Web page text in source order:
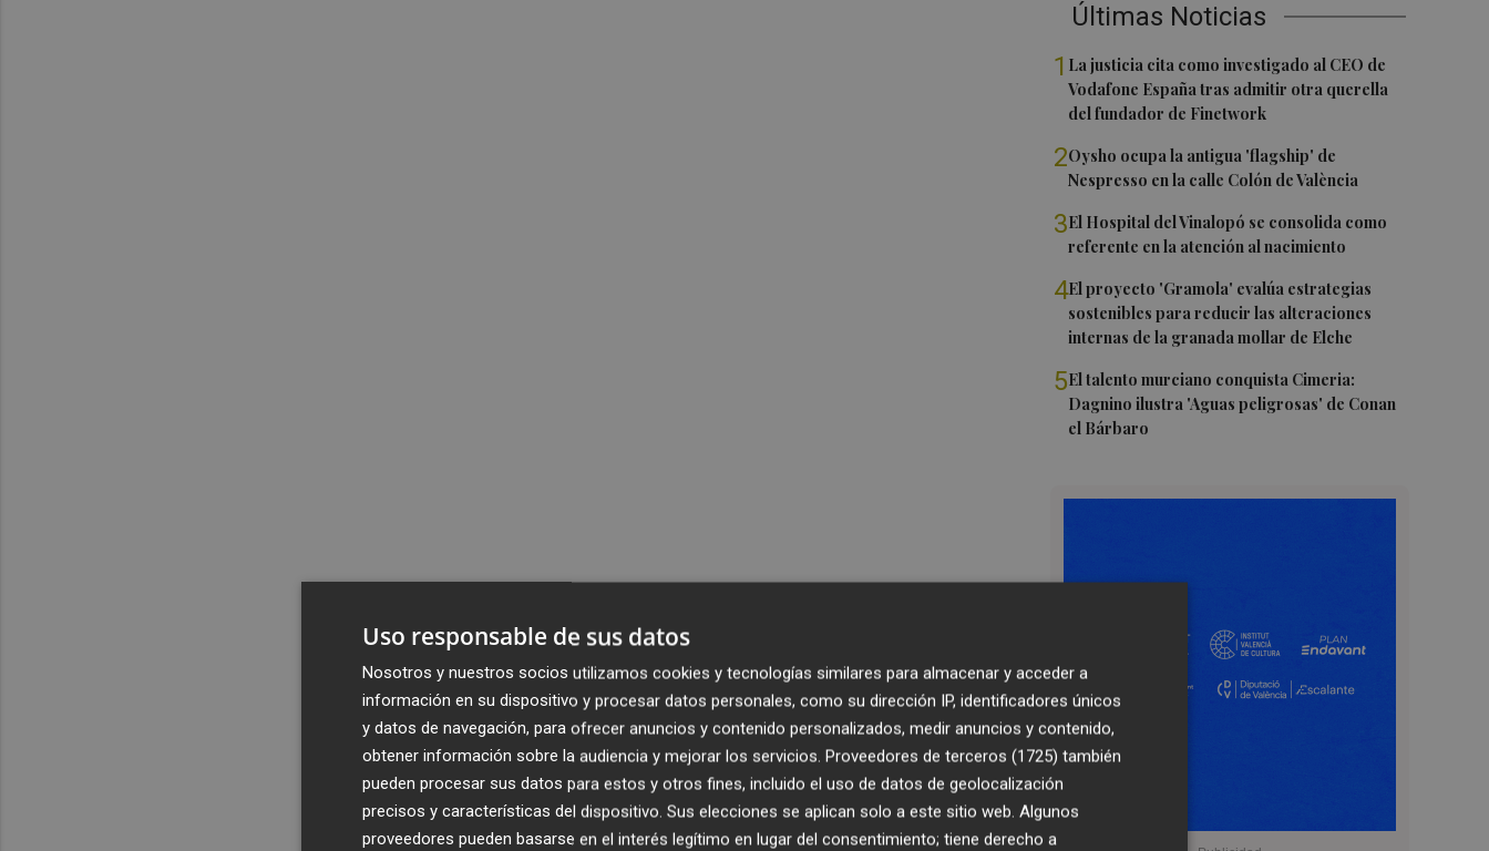
Últimas Noticias
1 La justicia cita como investigado al CEO de
Vodafone España tras admitir otra querella
del fundador de Finetwork
2Oysho ocupa la antigua 'flagship' de
Nespresso en la calle Colón de València
3El Hospital del Vinalopó se consolida como
referente en la atención al nacimiento
4El proyecto 'Gramola' evalúa estrategias
sostenibles para reducir las alteraciones
internas de la granada mollar de Elche
5El talento murciano conquista Cimeria:
Dagnino ilustra 'Aguas peligrosas' de Conan
el Bárbaro
Uso responsable de sus datos
Nosotros y nuestros socios utilizamos cookies y tecnologías similares para almacenar y acceder a
información en su dispositivo y procesar datos personales, como su dirección IP, identificadores únicos
y datos de navegación, para ofrecer anuncios y contenido personalizados, medir anuncios y contenido,
obtener información sobre la audiencia y mejorar los servicios. Proveedores de terceros (1725) también
pueden procesar sus datos para estos y otros fines, incluido el uso de datos de geolocalización
precisos y características del dispositivo. Sus elecciones se aplican solo a este sitio web. Algunos
proveedores pueden basarse en el interés legítimo en lugar del consentimiento; tiene derecho a